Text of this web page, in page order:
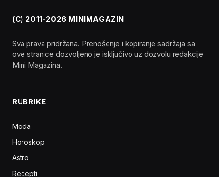
(C) 2011-2026 MINIMAGAZIN
Sva prava pridržana. Prenošenje i kopiranje sadržaja sa
ove stranice dozvoljeno je isključivo uz dozvolu redakcije
Mini Magazina.
RUBRIKE
Moda
Horoskop
Astro
Recepti